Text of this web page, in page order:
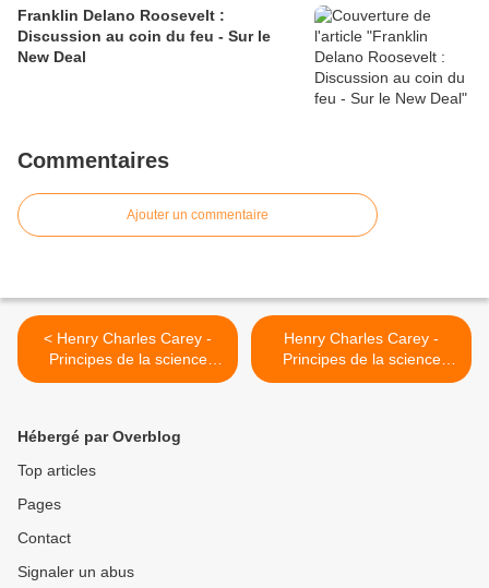
Franklin Delano Roosevelt :
Discussion au coin du feu - Sur le
New Deal
Commentaires
Ajouter un commentaire
< Henry Charles Carey -
Principes de la science
sociale - Tome I - Chapitre
Henry Charles Carey -
Principes de la science
sociale - Tome I - Chapitre
Hébergé par Overblog
Top articles
Pages
Contact
Signaler un abus